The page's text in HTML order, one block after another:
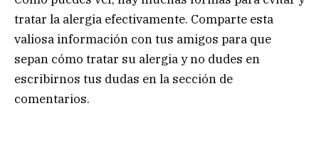
tratar la alergia efectivamente. Comparte esta
valiosa información con tus amigos para que
sepan cómo tratar su alergia y no dudes en
escribirnos tus dudas en la sección de
comentarios.